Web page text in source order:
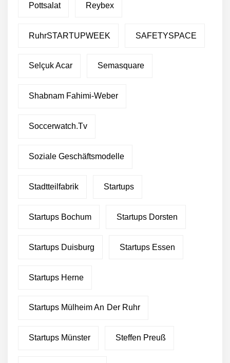
Pottsalat Reybex
RuhrSTARTUPWEEK SAFETYSPACE
Selçuk Acar Semasquare
Shabnam Fahimi-Weber
Soccerwatch.tv
Soziale Geschäftsmodelle
Stadtteilfabrik Startups
Startups Bochum Startups Dorsten
Startups Duisburg Startups Essen
Startups Herne
Startups Mülheim An Der Ruhr
Startups Münster Steffen Preuß